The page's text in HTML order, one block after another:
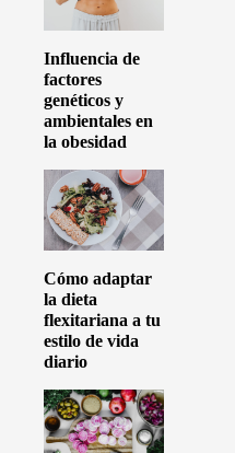
Influencia de
factores
genéticos y
ambientales en
la obesidad
Cómo adaptar
la dieta
flexitariana a tu
estilo de vida
diario